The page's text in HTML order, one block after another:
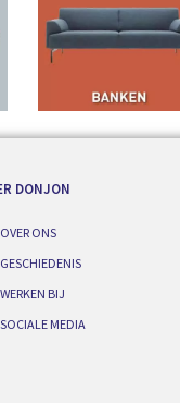
DONJON
OVER ONS
GESCHIEDENIS
WERKEN BIJ
SOCIALE MEDIA